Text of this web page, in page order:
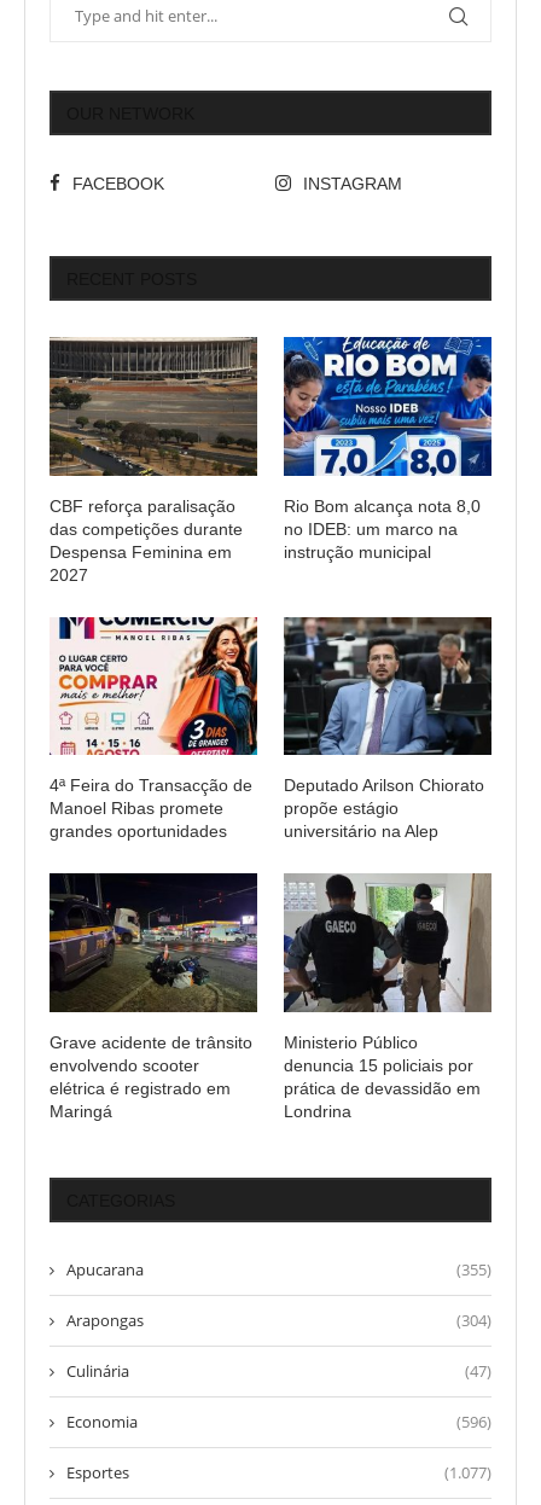
FACEBOOK INSTAGRAM
CBF reforça paralisação
das competições durante
Despensa Feminina em
2027
Rio Bom alcança nota 8,0
no IDEB: um marco na
instrução municipal
4ª Feira do Transacção de
Manoel Ribas promete
grandes oportunidades
Deputado Arilson Chiorato
propõe estágio
universitário na Alep
Grave acidente de trânsito
envolvendo scooter
elétrica é registrado em
Maringá
Ministerio Público
denuncia 15 policiais por
prática de devassidão em
Londrina
Apucarana (355)
Arapongas (304)
Culinária (47)
Economia (596)
Esportes (1.077)